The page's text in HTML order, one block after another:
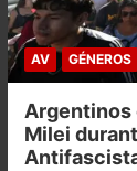
AV GÉNEROS
Argentinos
Milei